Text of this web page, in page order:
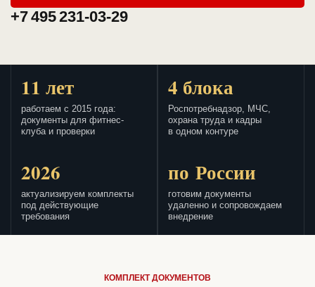
+7 495 231-03-29
11 лет
работаем с 2015 года:
документы для фитнес-
клуба и проверки
4 блока
Роспотребнадзор, МЧС,
охрана труда и кадры
в одном контуре
2026
актуализируем комплекты
под действующие
требования
по России
готовим документы
удаленно и сопровождаем
внедрение
КОМПЛЕКТ ДОКУМЕНТОВ